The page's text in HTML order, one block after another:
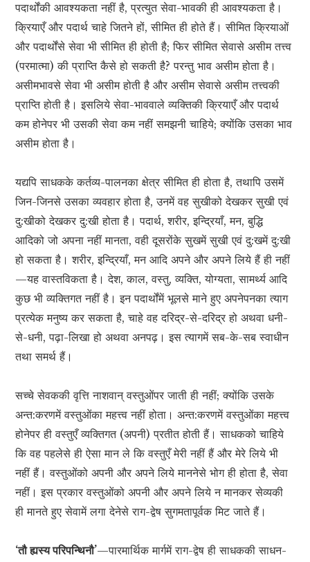
पदार्थोंकी आवश्यकता नहीं है, प्रत्युत सेवा-भावकी ही आवश्यकता है।
क्रियाएँ और पदार्थ चाहे जितने हों, सीमित ही होते हैं। सीमित क्रियाओं
और पदार्थोंसे सेवा भी सीमित ही होती है; फिर सीमित सेवासे असीम तत्त्व
(परमात्मा) की प्राप्ति कैसे हो सकती है? परन्तु भाव असीम होता है।
असीमभावसे सेवा भी असीम होती है और असीम सेवासे असीम तत्त्वकी
प्राप्ति होती है। इसलिये सेवा-भाववाले व्यक्तिकी क्रियाएँ और पदार्थ
कम होनेपर भी उसकी सेवा कम नहीं समझनी चाहिये; क्योंकि उसका भाव
असीम होता है।
यद्यपि साधकके कर्तव्य-पालनका क्षेत्र सीमित ही होता है, तथापि उसमें
जिन-जिनसे उसका व्यवहार होता है, उनमें वह सुखीको देखकर सुखी एवं
दु:खीको देखकर दु:खी होता है। पदार्थ, शरीर, इन्द्रियाँ, मन, बुद्धि
आदिको जो अपना नहीं मानता, वही दूसरोंके सुखमें सुखी एवं दु:खमें दु:खी
हो सकता है। शरीर, इन्द्रियाँ, मन आदि अपने और अपने लिये हैं ही नहीं
—यह वास्तविकता है। देश, काल, वस्तु, व्यक्ति, योग्यता, सामर्थ्य आदि
कुछ भी व्यक्तिगत नहीं है। इन पदार्थोंमें भूलसे माने हुए अपनेपनका त्याग
प्रत्येक मनुष्य कर सकता है, चाहे वह दरिद्र-से-दरिद्र हो अथवा धनी-
से-धनी, पढ़ा-लिखा हो अथवा अनपढ़। इस त्यागमें सब-के-सब स्वाधीन
तथा समर्थ हैं।
सच्चे सेवककी वृत्ति नाशवान् वस्तुओंपर जाती ही नहीं; क्योंकि उसके
अन्त:करणमें वस्तुओंका महत्त्व नहीं होता। अन्त:करणमें वस्तुओंका महत्त्व
होनेपर ही वस्तुएँ व्यक्तिगत (अपनी) प्रतीत होती हैं। साधकको चाहिये
कि वह पहलेसे ही ऐसा मान ले कि वस्तुएँ मेरी नहीं हैं और मेरे लिये भी
नहीं हैं। वस्तुओंको अपनी और अपने लिये माननेसे भोग ही होता है, सेवा
नहीं। इस प्रकार वस्तुओंको अपनी और अपने लिये न मानकर सेव्यकी
ही मानते हुए सेवामें लगा देनेसे राग-द्वेष सुगमतापूर्वक मिट जाते हैं।
‘तौ ह्यस्य परिपन्थिनौ’—पारमार्थिक मार्गमें राग-द्वेष ही साधककी साधन-